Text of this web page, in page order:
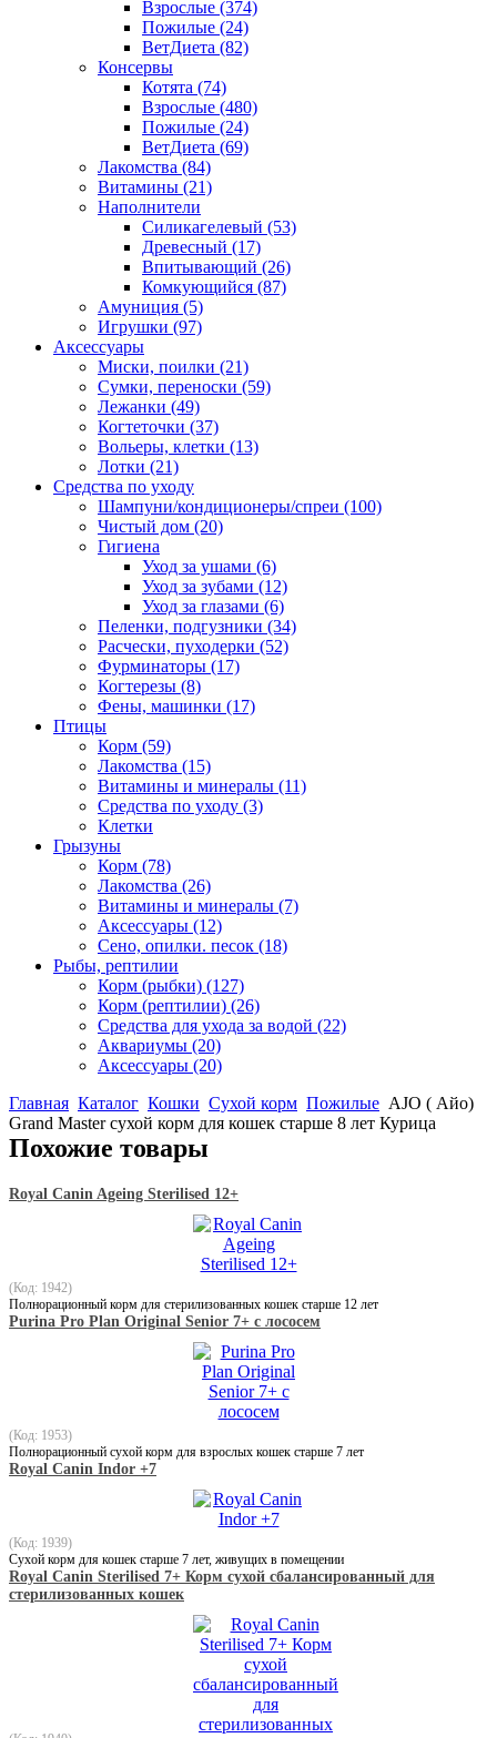
Взрослые (374)
Пожилые (24)
ВетДиета (82)
Консервы
Котята (74)
Взрослые (480)
Пожилые (24)
ВетДиета (69)
Лакомства (84)
Витамины (21)
Наполнители
Силикагелевый (53)
Древесный (17)
Впитывающий (26)
Комкующийся (87)
Амуниция (5)
Игрушки (97)
Аксессуары
Миски, поилки (21)
Сумки, переноски (59)
Лежанки (49)
Когтеточки (37)
Вольеры, клетки (13)
Лотки (21)
Средства по уходу
Шампуни/кондиционеры/спреи (100)
Чистый дом (20)
Гигиена
Уход за ушами (6)
Уход за зубами (12)
Уход за глазами (6)
Пеленки, подгузники (34)
Расчески, пуходерки (52)
Фурминаторы (17)
Когтерезы (8)
Фены, машинки (17)
Птицы
Корм (59)
Лакомства (15)
Витамины и минералы (11)
Средства по уходу (3)
Клетки
Грызуны
Корм (78)
Лакомства (26)
Витамины и минералы (7)
Аксессуары (12)
Сено, опилки. песок (18)
Рыбы, рептилии
Корм (рыбки) (127)
Корм (рептилии) (26)
Средства для ухода за водой (22)
Аквариумы (20)
Аксессуары (20)
Главная Каталог Кошки Сухой корм Пожилые АJO ( Айо)
Grand Master сухой корм для кошек старше 8 лет Курица
Похожие товары
Royal Canin Ageing Sterilised 12+
(Код: 1942)
Полнорационный корм для стерилизованных кошек старше 12 лет
Purina Pro Plan Original Senior 7+ с лососем
(Код: 1953)
Полнорационный сухой корм для взрослых кошек старше 7 лет
Royal Canin Indor +7
(Код: 1939)
Сухой корм для кошек старше 7 лет, живущих в помещении
Royal Canin Sterilised 7+ Корм сухой сбалансированный для
стерилизованных кошек